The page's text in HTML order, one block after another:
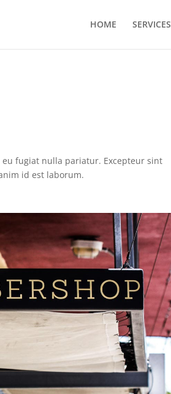
HOME SERVICES
fugiat nulla pariatur. Excepteur sint
id est laborum.